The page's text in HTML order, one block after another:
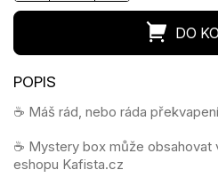
☕️ Máš rád, nebo ráda
☕️ Mystery box může
eshopu Kafista.cz